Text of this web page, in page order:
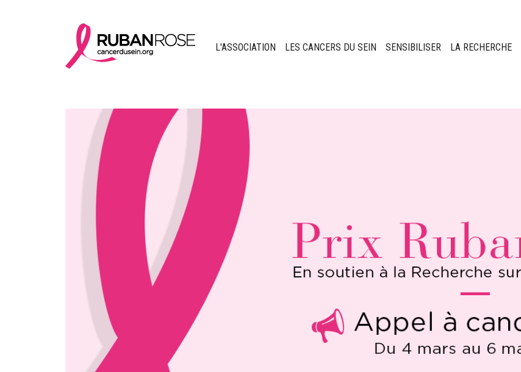
L'ASSOCIATION LES CANCERS DU SEIN SENSIBILISER LA RECHERCHE